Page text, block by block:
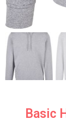
Basic